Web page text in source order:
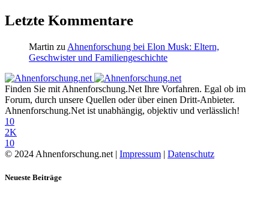
Letzte Kommentare
Martin zu Ahnenforschung bei Elon Musk: Eltern,
Geschwister und Familiengeschichte
Finden Sie mit Ahnenforschung.Net Ihre Vorfahren. Egal ob im
Forum, durch unsere Quellen oder über einen Dritt-Anbieter.
Ahnenforschung.Net ist unabhängig, objektiv und verlässlich!
10
2K
10
© 2024 Ahnenforschung.net | Impressum | Datenschutz
Neueste Beiträge